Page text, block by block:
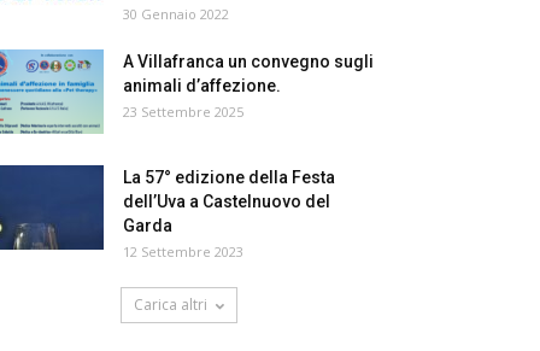
30 Gennaio 2022
A Villafranca un convegno sugli
animali d’affezione.
23 Settembre 2025
La 57° edizione della Festa
dell’Uva a Castelnuovo del
Garda
12 Settembre 2023
Carica altri